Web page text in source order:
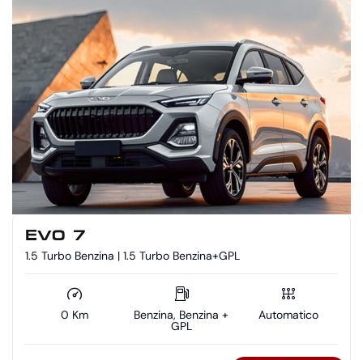
EVO 7
1.5 Turbo Benzina | 1.5 Turbo Benzina+GPL
0 Km Benzina, Benzina +
GPL
Automatico